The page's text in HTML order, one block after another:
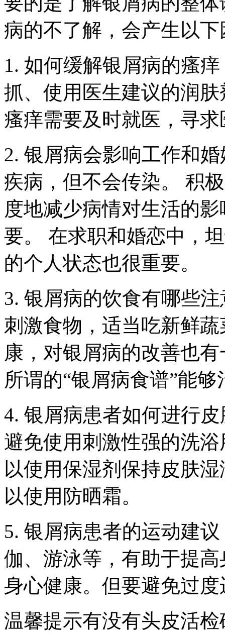
病的不了解，会产生以下
1. 如何缓解银屑病的瘙
抓、使用医生建议的润
瘙痒需要及时就医，寻
2. 银屑病会影响工作和
疾病，但不会传染。 积
度地减少病情对生活的
要。 在求职和婚恋中，
的个人状态也很重要。
3. 银屑病的饮食有哪些
刺激食物，适当吃新鲜
康，对银屑病的改善也
所谓的“银屑病食谱”能
4. 银屑病患者如何进行
避免使用刺激性强的洗
以使用保湿剂保持皮肤
以使用防晒霜。
5. 银屑病患者的运动建
伽、游泳等，有助于提
身心健康。但要避免过
温馨提示有没有头皮活